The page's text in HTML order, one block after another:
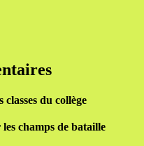
du collège
champs de bataille